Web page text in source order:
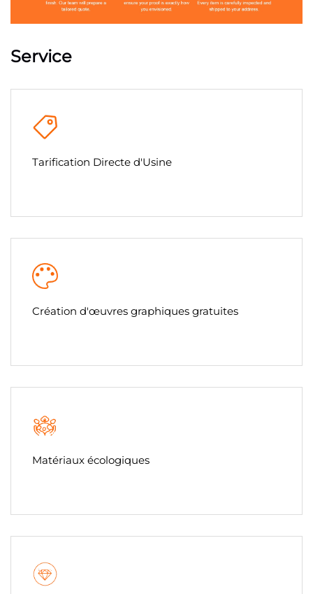
Service
Tarification Directe d'Usine
Création d'œuvres graphiques gratuites
Matériaux écologiques